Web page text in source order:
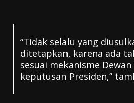
“Tidak selalu yang
ditetapkan, karena ada
sesuai mekanisme Dewan
keputusan Presiden,”